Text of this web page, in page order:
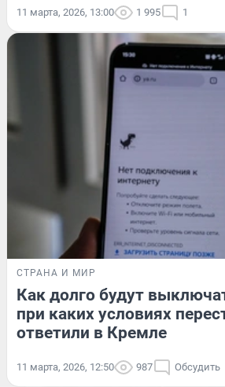
11 марта, 2026, 13:00 1 995 1
СТРАНА И МИР
Как долго будут
при каких условиях
ответили в Кремле
11 марта, 2026, 12:50 987 Обсудить